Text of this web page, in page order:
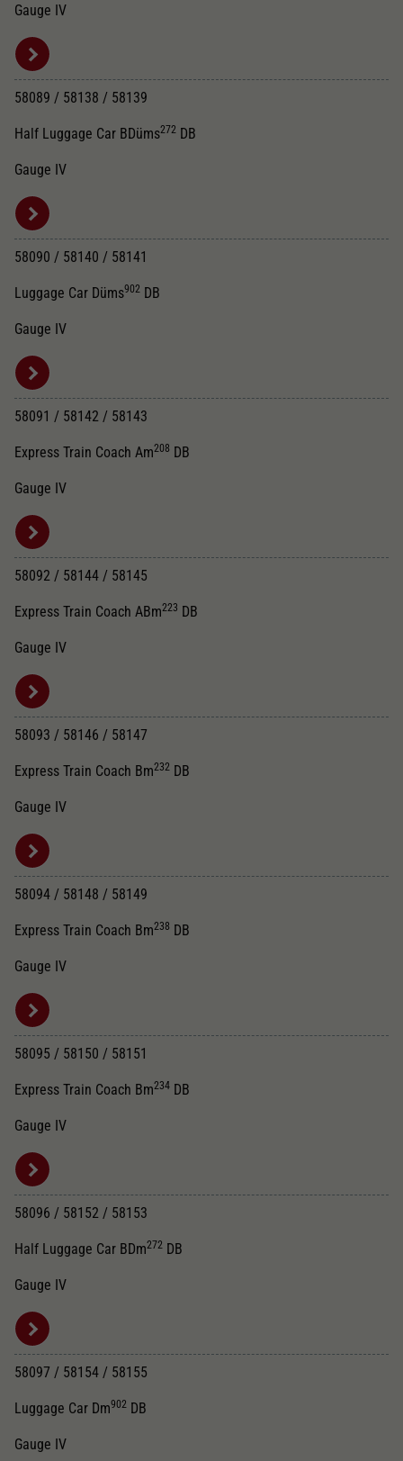
Gauge IV
58089 / 58138 / 58139
Half Luggage Car BDüms272 DB
Gauge IV
58090 / 58140 / 58141
Luggage Car Düms902 DB
Gauge IV
58091 / 58142 / 58143
Express Train Coach Am208 DB
Gauge IV
58092 / 58144 / 58145
Express Train Coach ABm223 DB
Gauge IV
58093 / 58146 / 58147
Express Train Coach Bm232 DB
Gauge IV
58094 / 58148 / 58149
Express Train Coach Bm238 DB
Gauge IV
58095 / 58150 / 58151
Express Train Coach Bm234 DB
Gauge IV
58096 / 58152 / 58153
Half Luggage Car BDm272 DB
Gauge IV
58097 / 58154 / 58155
Luggage Car Dm902 DB
Gauge IV